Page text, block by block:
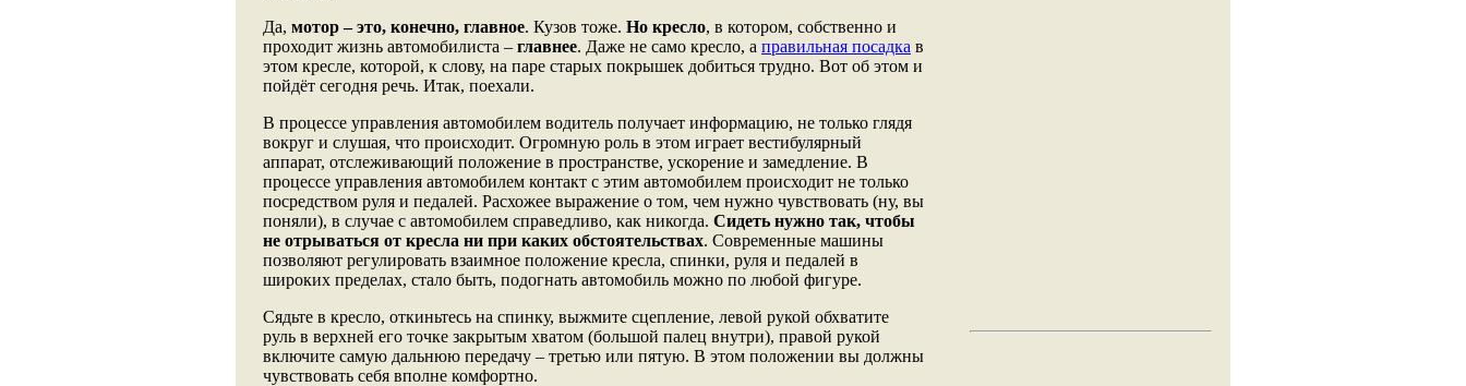
Да, мотор – это, конечно, главное. Кузов тоже. Но кресло, в котором, собственно и
проходит жизнь автомобилиста – главнее. Даже не само кресло, а правильная посадка в
этом кресле, которой, к слову, на паре старых покрышек добиться трудно. Вот об этом и
пойдёт сегодня речь. Итак, поехали.
В процессе управления автомобилем водитель получает информацию, не только глядя
вокруг и слушая, что происходит. Огромную роль в этом играет вестибулярный
аппарат, отслеживающий положение в пространстве, ускорение и замедление. В
процессе управления автомобилем контакт с этим автомобилем происходит не только
посредством руля и педалей. Расхожее выражение о том, чем нужно чувствовать (ну, вы
поняли), в случае с автомобилем справедливо, как никогда. Сидеть нужно так, чтобы
не отрываться от кресла ни при каких обстоятельствах. Современные машины
позволяют регулировать взаимное положение кресла, спинки, руля и педалей в
широких пределах, стало быть, подогнать автомобиль можно по любой фигуре.
Сядьте в кресло, откиньтесь на спинку, выжмите сцепление, левой рукой обхватите
руль в верхней его точке закрытым хватом (большой палец внутри), правой рукой
включите самую дальнюю передачу – третью или пятую. В этом положении вы должны
чувствовать себя вполне комфортно.